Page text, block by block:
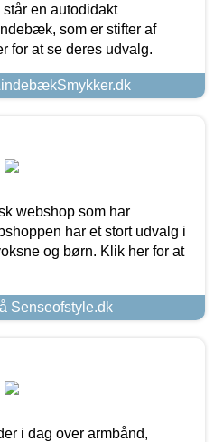
en autodidakt
som er stifter af
for at se deres udvalg.
webshop som har
har et stort udvalg i
og børn. Klik her for at
Senseofstyle.dk
i dag over armbånd,